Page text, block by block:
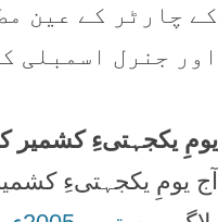
کے چارٹر کے عین
اور جنرل اسمبلی
یومِ یکجہتیءِ کشمیر